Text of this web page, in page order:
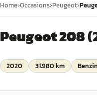
Home›Occasions›Peugeot›
Peugeot 208(
2020 31.980 km